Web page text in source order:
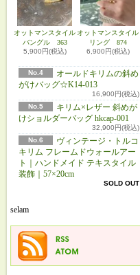
オットマンスタイル
バングル 363
5,900円(税込)
オットマンスタイル
リング 874
6,900円(税込)
No.4
オールドキリムの斜め
がけバッグ☆K14-013
16,900円(税込)
No.5
キリム×レザー 斜めが
けショルダーバッグ hkcap-001
32,900円(税込)
No.6
ヴィンテージ・トルコ
キリム フレームドウォールアー
ト｜ハンドメイド テキスタイル
装飾｜57×20cm
SOLD OUT
selam